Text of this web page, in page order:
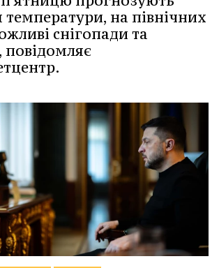
на північних
снігопади та